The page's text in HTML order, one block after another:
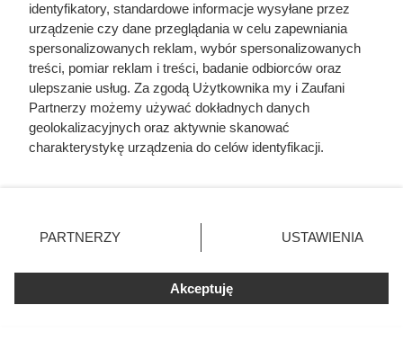
próbował zgwałcić. Historia
polskiego władcy zaskakuje
identyfikatory, standardowe informacje wysyłane przez
urządzenie czy dane przeglądania w celu zapewniania
spersonalizowanych reklam, wybór spersonalizowanych
treści, pomiar reklam i treści, badanie odbiorców oraz
ulepszanie usług. Za zgodą Użytkownika my i Zaufani
Partnerzy możemy używać dokładnych danych
geolokalizacyjnych oraz aktywnie skanować
charakterystykę urządzenia do celów identyfikacji.
zmienić/wycofać klikając przycisk ustawień prywatności
znajdujący się w lewym dolnym rogu strony
rodzaje przetwarzania danych nie wymagają zgody
użytkownika, ale masz prawo sprzeciwić się takiemu
przetwarzaniu. Preferencje będą miały zastosowania tylko
PARTNERZY USTAWIENIA
Akceptuję